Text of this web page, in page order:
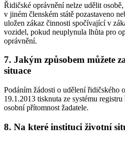
Řidičské oprávnění nelze udělit
v jiném členském státě pozastaveno
uložen zákaz činnosti spočívající v
vozidel, pokud neuplynula lhůta pro
oprávnění.
7. Jakým způsobem můžete
situace
Podáním žádosti o udělení řidičského
19.1.2013 tisknuta ze systému
osobní přítomnost žadatele.
8. Na které instituci životní